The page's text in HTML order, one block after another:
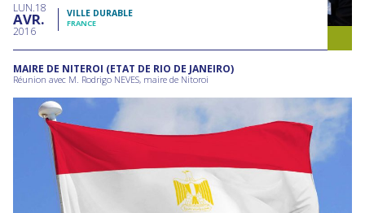
LUN 18
AVR
2016
VILLE DURABLE
FRANCE
MAIRE DE NITEROI (ETAT DE RIO DE JANEIRO)
Réunion avec M. Rodrigo NEVES, maire de Nitoroi